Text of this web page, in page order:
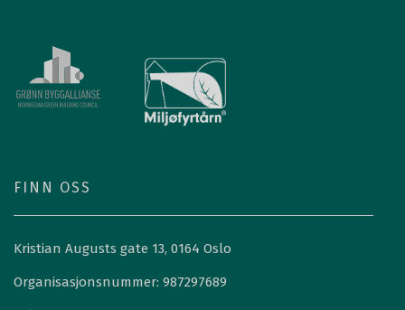
FINN OSS
Kristian Augusts gate 13, 0164 Oslo
Organisasjonsnummer: 987297689